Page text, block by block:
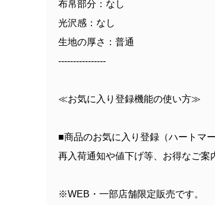
布帛部分：なし
光沢感：なし
生地の厚さ：普通
----------------
≪お気に入り登録機能の使い方≫
■商品のお気に入り登録（ハートマ
再入荷通知や値下げ等、お得なご案
※WEB・一部店舗限定販売です。